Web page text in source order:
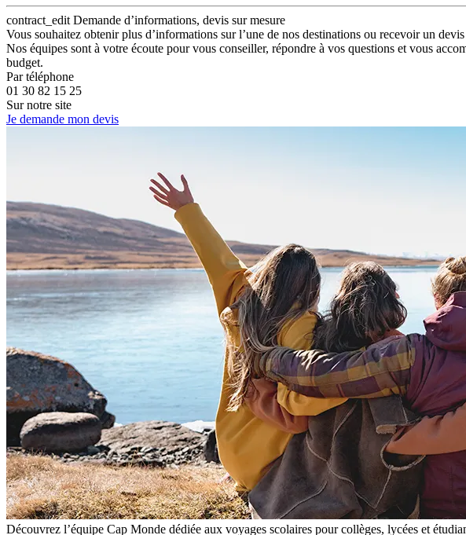
contract_edit Demande d’informations, devis sur mesure
Vous souhaitez obtenir plus d’informations sur l’une de nos destinations ou recevoir un
Nos équipes sont à votre écoute pour vous conseiller, répondre à vos questions et vous
budget.
Par téléphone
01 30 82 15 25
Sur notre site
Je demande mon devis
Découvrez l’équipe Cap Monde dédiée aux voyages scolaires pour collèges, lycées et